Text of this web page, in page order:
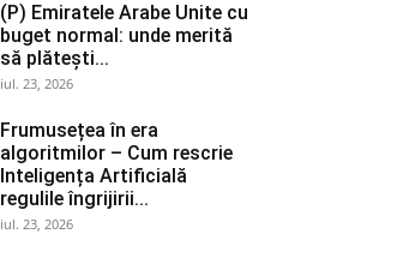
(P) Emiratele Arabe Unite cu
buget normal: unde merită
să plătești...
iul. 23, 2026
Frumusețea în era
algoritmilor – Cum rescrie
Inteligența Artificială
regulile îngrijirii...
iul. 23, 2026